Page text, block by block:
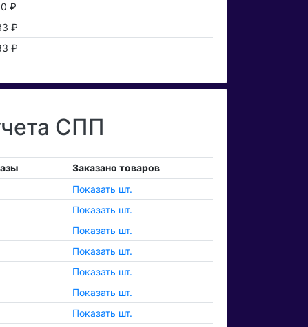
₽
₽
₽
СПП
Заказано товаров
Показать шт.
Показать шт.
Показать шт.
Показать шт.
Показать шт.
Показать шт.
Показать шт.